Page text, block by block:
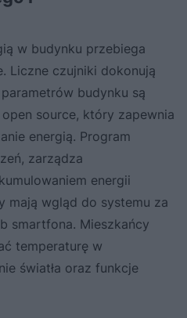
w budynku przebiega
Liczne czujniki dokonują
budynku są
source, który zapewnia
energią. Program
zarządza
energii
mają wgląd do systemu za
smartfona. Mieszkańcy
temperaturę w
światła oraz funkcje